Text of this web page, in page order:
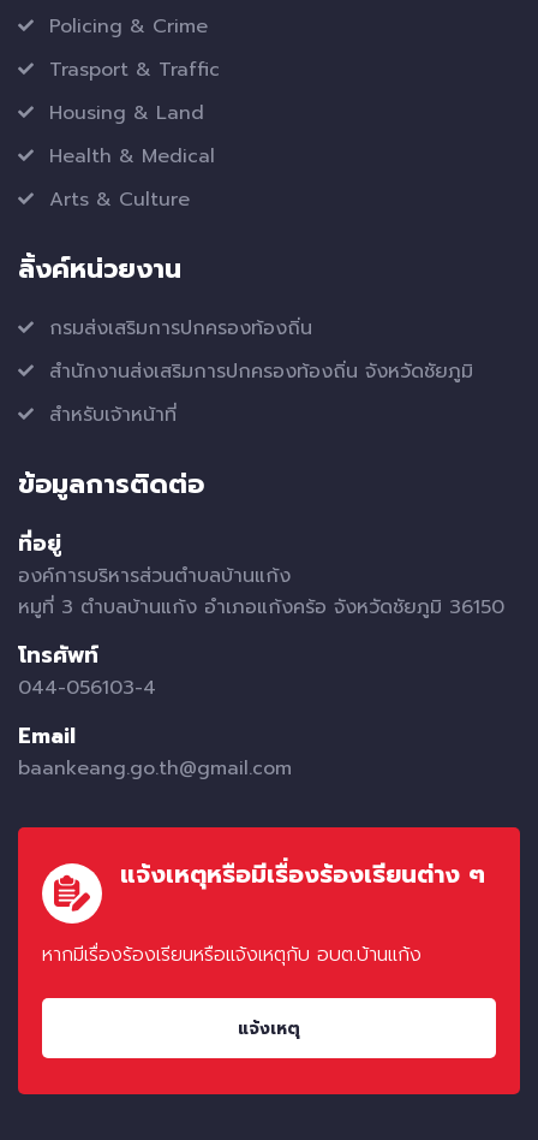
Policing & Crime
Trasport & Traffic
Housing & Land
Health & Medical
Arts & Culture
ลิ้งค์หน่วยงาน
กรมส่งเสริมการปกครองท้องถิ่น
สำนักงานส่งเสริมการปกครองท้องถิ่น จังหวัดชัยภูมิ
สำหรับเจ้าหน้าที่
ข้อมูลการติดต่อ
ที่อยู่
องค์การบริหารส่วนตำบลบ้านแก้ง
หมูที่ 3 ตำบลบ้านแก้ง อำเภอแก้งคร้อ จังหวัดชัยภูมิ 36150
โทรศัพท์
044-056103-4
Email
baankeang.go.th@gmail.com
แจ้งเหตุหรือมีเรื่องร้องเรียนต่าง ๆ
หากมีเรื่องร้องเรียนหรือแจ้งเหตุกับ อบต.บ้านแก้ง
แจ้งเหตุ